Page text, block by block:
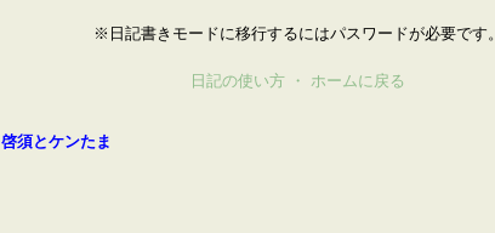
※日記書きモードに移行するにはパスワードが必要です。
日記の使い方 ・ ホームに戻る
啓須とケンたま